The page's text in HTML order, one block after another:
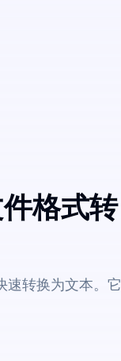
格式转
速转换为文本。它